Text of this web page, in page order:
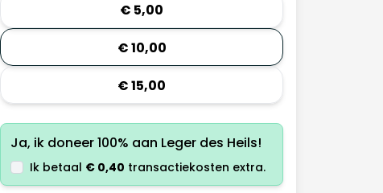
€ 5,00
€ 10,00
€ 15,00
Ja, ik doneer 100% aan Leger des Heils!
Ik betaal € 0,40 transactiekosten extra.